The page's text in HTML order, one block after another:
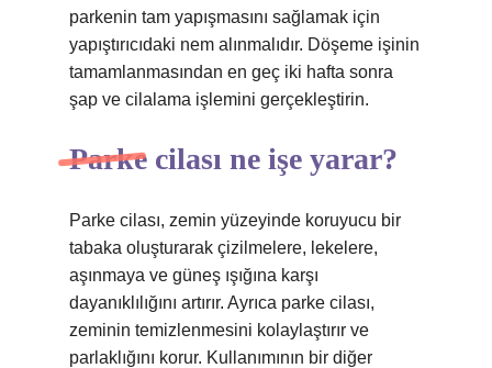
parkenin tam yapışmasını sağlamak için
yapıştırıcıdaki nem alınmalıdır. Döşeme işinin
tamamlanmasından en geç iki hafta sonra
şap ve cilalama işlemini gerçekleştirin.
Parke cilası ne işe yarar?
Parke cilası, zemin yüzeyinde koruyucu bir
tabaka oluşturarak çizilmelere, lekelere,
aşınmaya ve güneş ışığına karşı
dayanıklılığını artırır. Ayrıca parke cilası,
zeminin temizlenmesini kolaylaştırır ve
parlaklığını korur. Kullanımının bir diğer